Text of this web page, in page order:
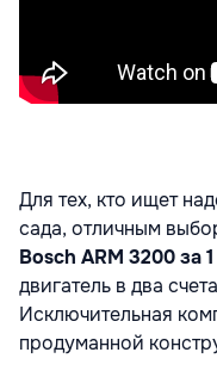
Для тех, кто ищет
сада, отличным
Bosch ARM 3200 за
двигатель в два
Исключительная
продуманной